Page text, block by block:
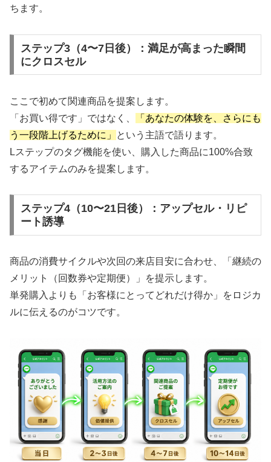
ちます。
ステップ3（4〜7日後）：満足が高まった瞬間
にクロスセル
ここで初めて関連商品を提案します。
「お買い得です」ではなく、
「あなたの体験を、さらにも
う一段階上げるために」
という主語で語ります。
Lステップのタグ機能を使い、購入した商品に100%合致
するアイテムのみを提案します。
ステップ4（10〜21日後）：アップセル・リピ
ート誘導
商品の消費サイクルや次回の来店目安に合わせ、「継続の
メリット（回数券や定期便）」を提示します。
単発購入よりも「お客様にとってどれだけ得か」をロジカ
ルに伝えるのがコツです。